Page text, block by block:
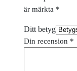
är märkta *
Ditt betyg
Din recension *